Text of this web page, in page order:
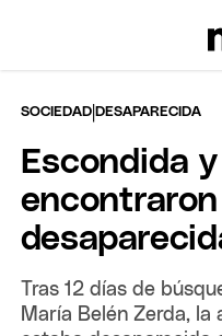
SOCIEDAD |DESAPARECIDA
Escondida
Tras 12 días de
María Belén Zerda,